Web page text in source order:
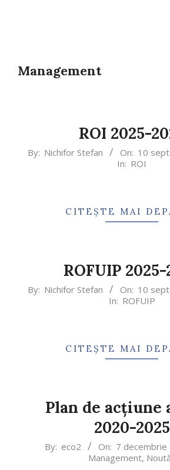
Management
ROI 2025-
By: Nichifor Stefan On: 10
In: ROI
CITEȘTE MAI
ROFUIP 2025-
By: Nichifor Stefan On: 10
In: ROFUIP
CITEȘTE MAI
Plan de acțiune
2020-2025
By: eco2 On: 7 decembrie
Management,